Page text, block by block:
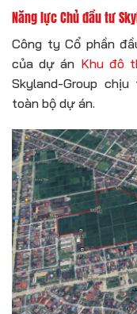
Năng lực Chủ đầu tư
Công ty Cổ phần
của dự án Khu đô
Skyland-Group
toàn bộ dự án.